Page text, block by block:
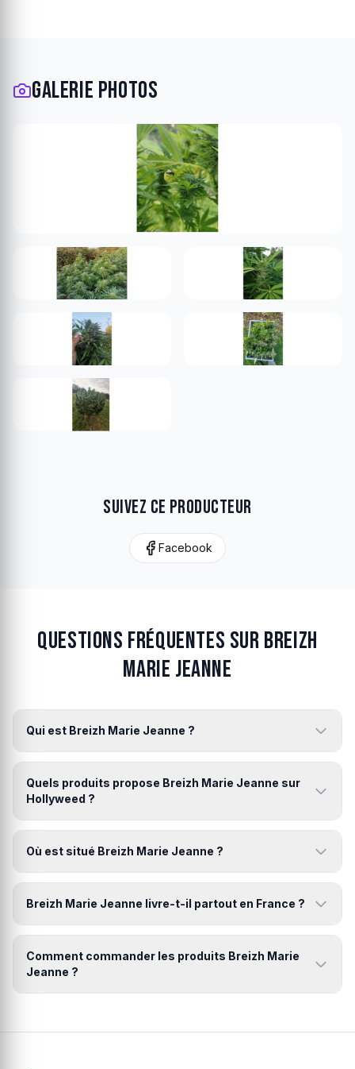
Galerie photos
Suivez ce producteur
Facebook
Questions fréquentes sur Breizh
Marie Jeanne
Qui est Breizh Marie Jeanne ?
Quels produits propose Breizh Marie Jeanne sur
Hollyweed ?
Où est situé Breizh Marie Jeanne ?
Breizh Marie Jeanne livre-t-il partout en France ?
Comment commander les produits Breizh Marie
Jeanne ?